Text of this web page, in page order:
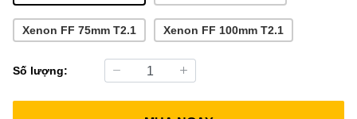
Xenon FF 75mm T2.1 Xenon FF 100mm T2.1
Số lượng: